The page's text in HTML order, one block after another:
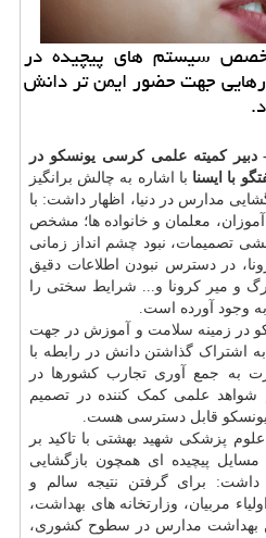
سیستم های پیچیده در
جهت حضور ایمن تر دانش
کمیته علمی کرسی یونسکو در
با ایسنا با اشاره به چالش برانگیز
مدارس در دنیا، اظهار داشت: با
آموزان، معلمان و خانواده ها؛ مشخص
تصمیمات، نبود چشم انداز زمانی
در دسترس نبودن اطلاعات دقیق
و میر کرونا و... شرایط سختی را
وجود آورده است.
در زمینه سلامت و آموزش در جهت
اشتراک گذاشتن دانش در رابطه با
به جمع آوری تجارب کشورها در
شواهد علمی کمک کننده در تصمیم
قابل دسترسی هست.
علوم پزشکی شهید بهشتی با تاکید بر
مسایل پیچیده ای همچون بازگشایی
برای گرفتن نتیجه سالم و
مربیان، وزارتخانه های بهداشت،
بهداشت مدارس در سطوح کشوری،